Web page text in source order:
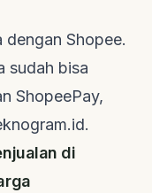
dengan Shopee.
sudah bisa
ShopeePay,
.
di